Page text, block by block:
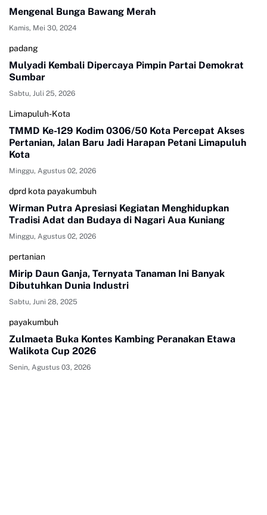
Mengenal Bunga Bawang Merah
Kamis, Mei 30, 2024
padang
Mulyadi Kembali Dipercaya Pimpin Partai Demokrat
Sumbar
Sabtu, Juli 25, 2026
Limapuluh-Kota
TMMD Ke-129 Kodim 0306/50 Kota Percepat Akses
Pertanian, Jalan Baru Jadi Harapan Petani Limapuluh
Kota
Minggu, Agustus 02, 2026
dprd kota payakumbuh
Wirman Putra Apresiasi Kegiatan Menghidupkan
Tradisi Adat dan Budaya di Nagari Aua Kuniang
Minggu, Agustus 02, 2026
pertanian
Mirip Daun Ganja, Ternyata Tanaman Ini Banyak
Dibutuhkan Dunia Industri
Sabtu, Juni 28, 2025
payakumbuh
Zulmaeta Buka Kontes Kambing Peranakan Etawa
Walikota Cup 2026
Senin, Agustus 03, 2026